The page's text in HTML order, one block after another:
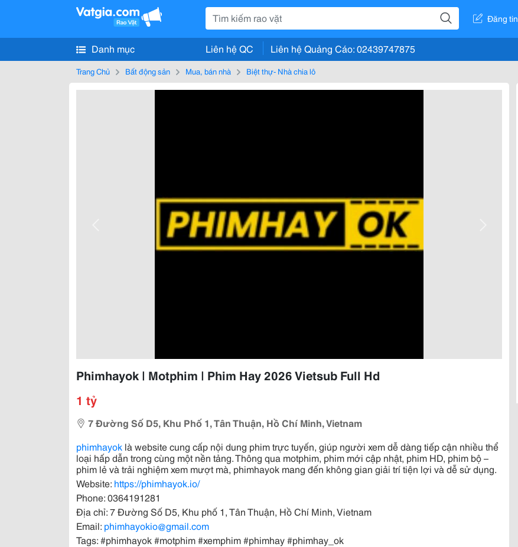
Đăng tin
Danh mục Liên hệ QC Liên hệ Quảng Cáo: 02439747875
Trang Chủ Bất động sản Mua, bán nhà Biệt thự- Nhà chia lô
Phimhayok | Motphim | Phim Hay 2026 Vietsub Full Hd
1 tỷ
7 Đường Số D5, Khu Phố 1, Tân Thuận, Hồ Chí Minh, Vietnam
phimhayok là website cung cấp nội dung phim trực tuyến, giúp người xem dễ dàng tiếp cận nhiều thể
loại hấp dẫn trong cùng một nền tảng. Thông qua motphim, phim mới cập nhật, phim HD, phim bộ –
phim lẻ và trải nghiệm xem mượt mà, phimhayok mang đến không gian giải trí tiện lợi và dễ sử dụng.
Website: https://phimhayok.io/
Phone: 0364191281
Địa chỉ: 7 Đường Số D5, Khu phố 1, Tân Thuận, Hồ Chí Minh, Vietnam
Email: phimhayokio@gmail.com
Tags: #phimhayok #motphim #xemphim #phimhay #phimhay_ok